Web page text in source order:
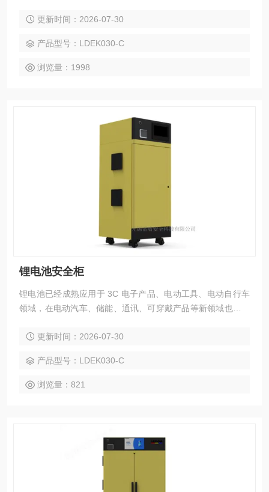
机、电脑、充电宝、无人机等电池充电爆炸的新闻屡见不鲜，
行业，所面临的充电自燃风险更大，极易造成人身危险和大量
财产损失。因此，便有了智能锂电池充电柜。
更新时间：2026-07-30
产品型号：LDEK030-C
浏览量：1998
锂电池安全柜
锂电池已经成熟应用于 3C 电子产品、电动工具、电动自行车
领域，在电动汽车、储能、通讯、可穿戴产品等新领域也有长
机、电脑、充电宝、无人机等电池充电爆炸的新闻屡见不鲜，
行业，所面临的充电自燃风险更大，极易造成人身危险和大量
财产损失。因此，便有了智能锂电池安全柜。
更新时间：2026-07-30
产品型号：LDEK030-C
浏览量：821